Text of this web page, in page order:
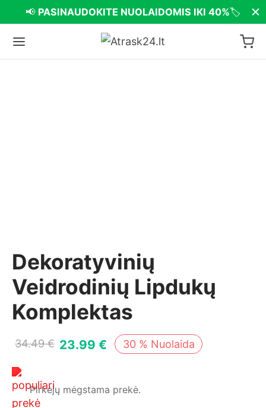
📢 PASINAUDOKITE NUOLAIDOMIS IKI 40%🏷️
Dekoratyvinių
Veidrodinių Lipdukų
Komplektas
30 % Nuolaida
34.49€ 23.99 €
Pirkėjų mėgstama prekė.